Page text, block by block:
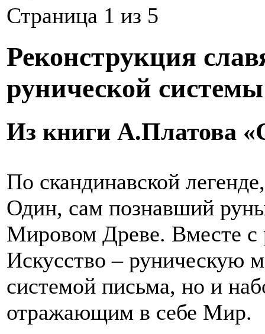
Страница 1 из 5
Реконструкция
рунической системы
Из книги А.Платова
По скандинавской
Один, сам познавший
Мировом Древе. Вместе с
Искусство – руническую
системой письма, но и
отражающим в себе Мир.